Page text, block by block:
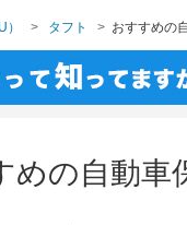
タフト おすすめの
めの自動車